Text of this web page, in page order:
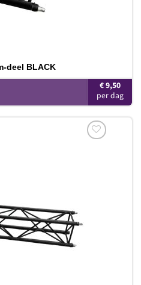
deel BLACK
€9,50